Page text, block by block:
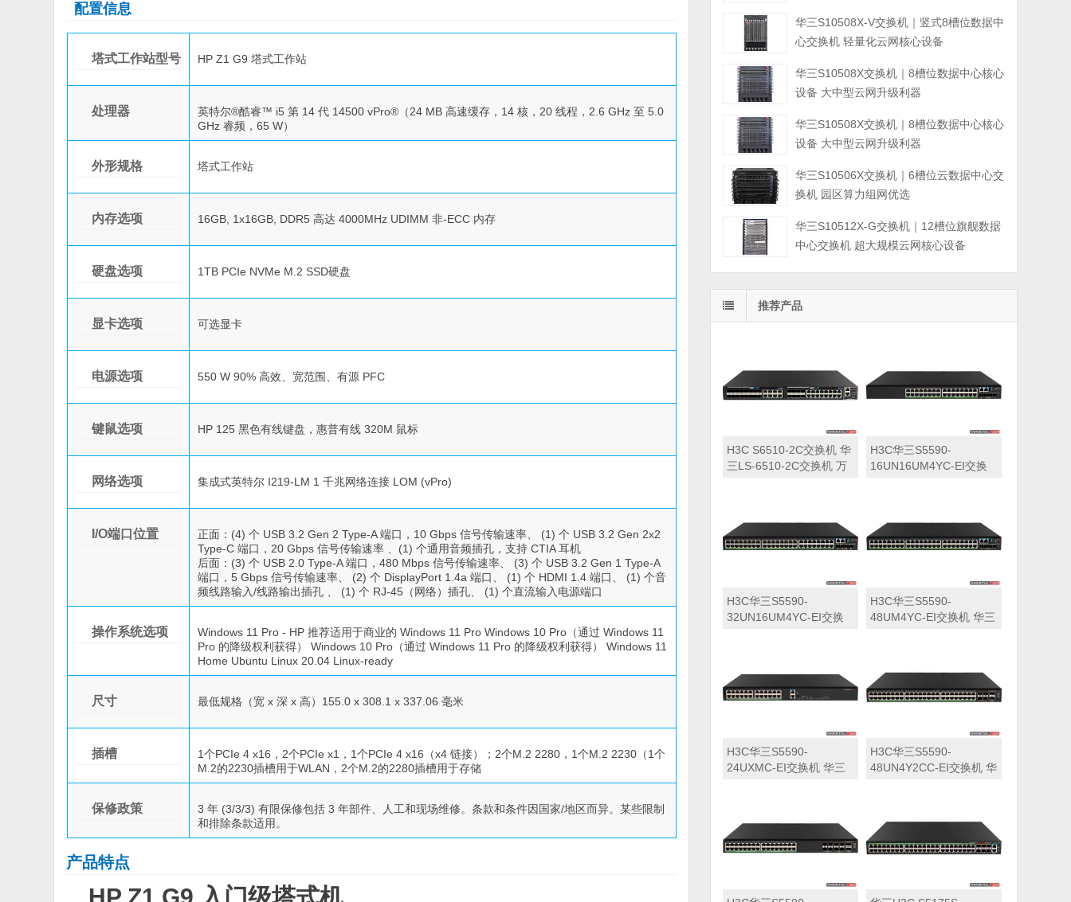
配置信息
塔式工作站型号 HP Z1 G9 塔式工作站
处理器
英特尔®酷睿™ i5 第 14 代 14500 vPro®（24 MB 高速缓存，14 核，20 线程，2.6 GHz 至 5.0
GHz 睿频，65 W）
外形规格 塔式工作站
内存选项 16GB, 1x16GB, DDR5 高达 4000MHz UDIMM 非-ECC 内存
硬盘选项 1TB PCIe NVMe M.2 SSD硬盘
显卡选项 可选显卡
电源选项 550 W 90% 高效、宽范围、有源 PFC
键鼠选项 HP 125 黑色有线键盘，惠普有线 320M 鼠标
网络选项 集成式英特尔 I219-LM 1 千兆网络连接 LOM (vPro)
I/O端口位置
正面：(4) 个 USB 3.2 Gen 2 Type-A 端口，10 Gbps 信号传输速率、 (1) 个 USB 3.2 Gen 2x2
Type-C 端口，20 Gbps 信号传输速率 、(1) 个通用音频插孔，支持 CTIA 耳机
后面：(3) 个 USB 2.0 Type-A 端口，480 Mbps 信号传输速率、 (3) 个 USB 3.2 Gen 1 Type-A
端口，5 Gbps 信号传输速率、 (2) 个 DisplayPort 1.4a 端口、 (1) 个 HDMI 1.4 端口、 (1) 个音
频线路输入/线路输出插孔 、 (1) 个 RJ-45（网络）插孔、 (1) 个直流输入电源端口
操作系统选项
Windows 11 Pro - HP 推荐适用于商业的 Windows 11 Pro Windows 10 Pro（通过 Windows 11
Pro 的降级权利获得） Windows 10 Pro（通过 Windows 11 Pro 的降级权利获得） Windows 11
Home Ubuntu Linux 20.04 Linux-ready
尺寸 最低规格（宽 x 深 x 高）155.0 x 308.1 x 337.06 毫米
插槽
1个PCIe 4 x16，2个PCIe x1，1个PCIe 4 x16（x4 链接）；2个M.2 2280，1个M.2 2230（1个
M.2的2230插槽用于WLAN，2个M.2的2280插槽用于存储
保修政策
3 年 (3/3/3) 有限保修包括 3 年部件、人工和现场维修。条款和条件因国家/地区而异。某些限制
和排除条款适用。
产品特点
华三S10508X-V交换机｜竖式8槽位数据中
心交换机 轻量化云网核心设备
华三S10508X交换机｜8槽位数据中心核心
设备 大中型云网升级利器
华三S10508X交换机｜8槽位数据中心核心
设备 大中型云网升级利器
华三S10506X交换机｜6槽位云数据中心交
换机 园区算力组网优选
华三S10512X-G交换机｜12槽位旗舰数据
中心交换机 超大规模云网核心设备
推荐产品
H3C S6510-2C交换机 华
三LS-6510-2C交换机 万
H3C华三S5590-
16UN16UM4YC-EI交换
H3C华三S5590-
32UN16UM4YC-EI交换
H3C华三S5590-
48UM4YC-EI交换机 华三
H3C华三S5590-
24UXMC-EI交换机 华三
H3C华三S5590-
48UN4Y2CC-EI交换机 华